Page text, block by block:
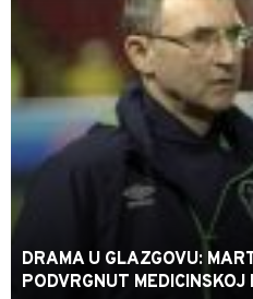
DRAMA U GLAZGOVU:
PODVRGNUT MEDICINSKOJ